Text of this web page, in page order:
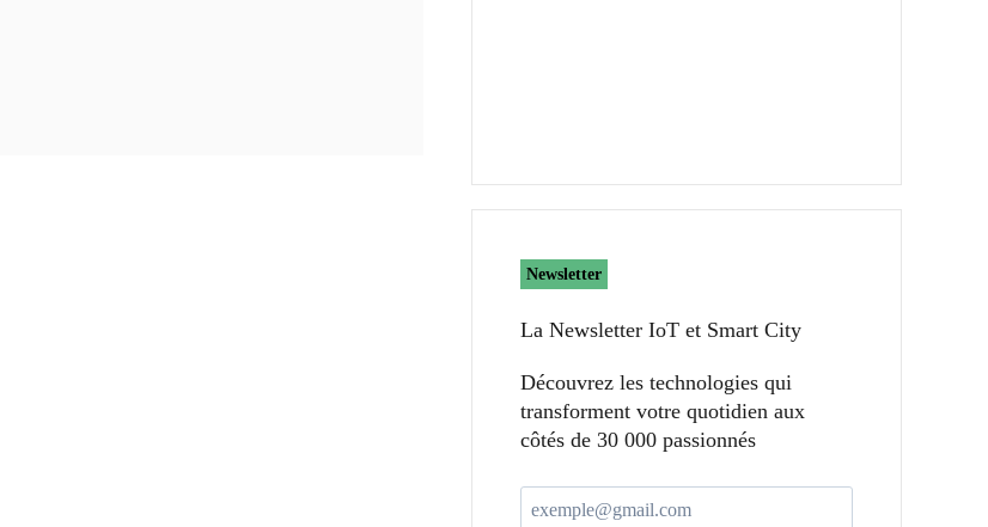
Newsletter
La Newsletter IoT et Smart City​
Découvrez les technologies qui
transforment votre quotidien aux
côtés de 30 000 passionnés